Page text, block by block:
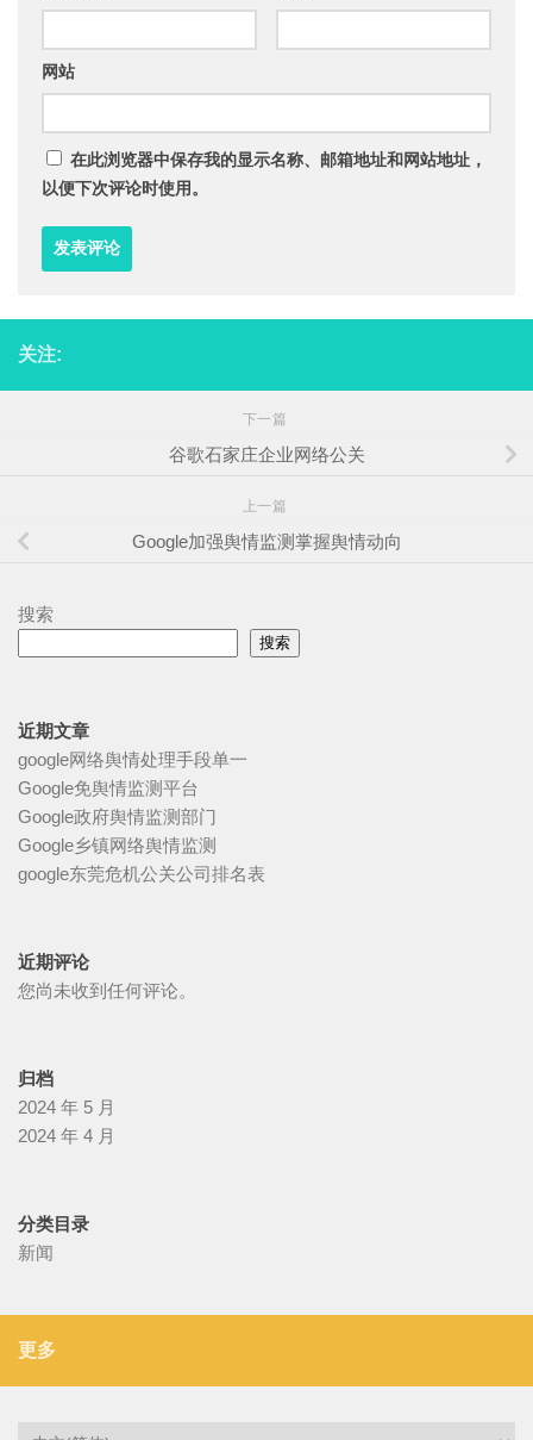
网站
在此浏览器中保存我的显示名称、邮箱地址和网站地址，
以便下次评论时使用。
关注:
下一篇
谷歌石家庄企业网络公关
上一篇
Google加强舆情监测掌握舆情动向
搜索
搜索
近期文章
google网络舆情处理手段单一
Google免舆情监测平台
Google政府舆情监测部门
Google乡镇网络舆情监测
google东莞危机公关公司排名表
近期评论
您尚未收到任何评论。
归档
2024 年 5 月
2024 年 4 月
分类目录
新闻
更多